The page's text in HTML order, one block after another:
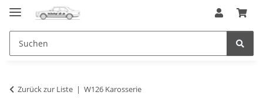
Zurück zur Liste W126 Karosserie